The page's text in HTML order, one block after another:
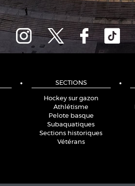
SECTIONS
Hockey sur gazon
Athlétisme
Pelote basque
Subaquatiques
Sections historiques
Vétérans